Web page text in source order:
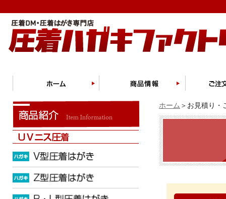
ホーム ＞お見積り・